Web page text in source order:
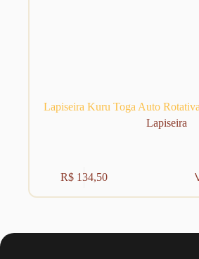
Lapiseira Kuru Toga Auto
Lapiseira
R$ 134,50
tem